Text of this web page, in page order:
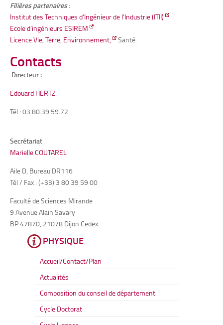
Filières partenaires:
Institut des Techniques d’Ingénieur de l’Industrie (ITII)
Ecole d’ingénieurs ESIREM
Licence Vie, Terre, Environnement,
Santé.
Contacts
Directeur :
Edouard HERTZ
Tél : 03.80.39.59.72
Secrétariat
Marielle COUTAREL
Aile D, Bureau DR116
Tél / Fax : (+33) 3 80 39 59 00
Faculté de Sciences Mirande
9 Avenue Alain Savary
BP 47870, 21078 Dijon Cedex
PHYSIQUE
Accueil/Contact/Plan
Actualités
Composition du conseil de département
Cycle Doctorat